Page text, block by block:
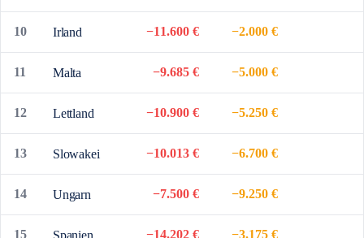
10 Irland −11.600 € −2.000 €
11 Malta −9.685 € −5.000 €
12 Lettland −10.900 € −5.250 €
13 Slowakei −10.013 € −6.700 €
14 Ungarn −7.500 € −9.250 €
15 −14.202 € −3.175 €